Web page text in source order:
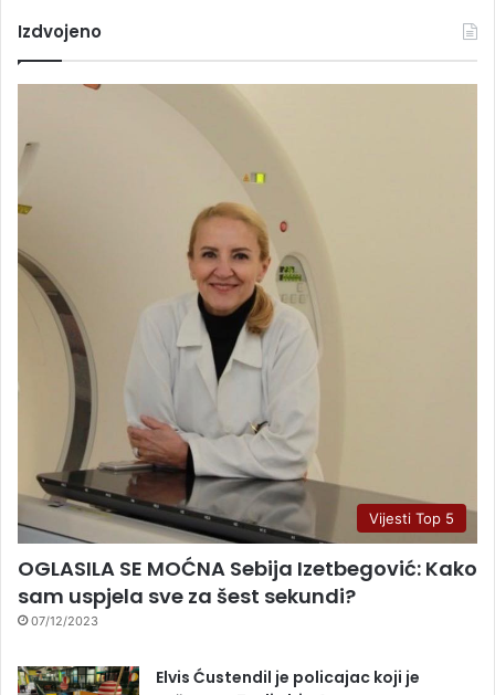
Izdvojeno
Vijesti Top 5
OGLASILA SE MOĆNA Sebija Izetbegović: Kako
sam uspjela sve za šest sekundi?
07/12/2023
Elvis Ćustendil je policajac koji je